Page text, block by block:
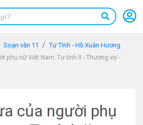
Soạn văn 11
Tự Tình - Hồ Xuân Hương
phụ nữ Việt Nam: Tự tình II - Thương vợ -
của người phụ